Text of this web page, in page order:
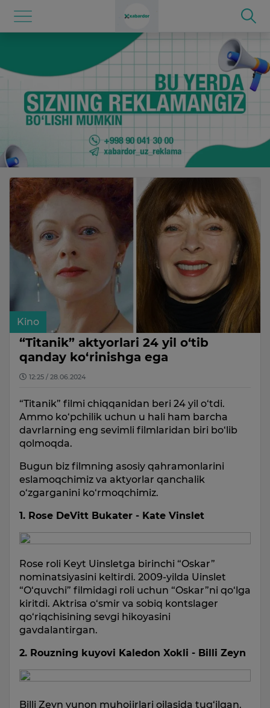
Kino
“Titanik” aktyorlari 24 yil o‘tib
qanday ko‘rinishga ega
12:25 / 28.06.2024
“Titanik” filmi chiqqanidan beri 24 yil o‘tdi.
Ammo ko‘pchilik uchun u hali ham barcha
davrlarning eng sevimli filmlaridan biri bo‘lib
qolmoqda.
Bugun biz filmning asosiy qahramonlarini
eslamoqchimiz va aktyorlar qanchalik
o‘zgarganini ko‘rmoqchimiz.
1. Rose DeVitt Bukater - Kate Vinslet
Rose roli Keyt Uinsletga birinchi “Oskar”
nominatsiyasini keltirdi. 2009-yilda Uinslet
“O‘quvchi” filmidagi roli uchun “Oskar”ni qo‘lga
kiritdi. Aktrisa o‘smir va sobiq kontslager
qo‘riqchisining sevgi hikoyasini
gavdalantirgan.
2. Rouzning kuyovi Kaledon Xokli - Billi Zeyn
Billi Zeyn yunon muhojirlari oilasida tug‘ilgan.